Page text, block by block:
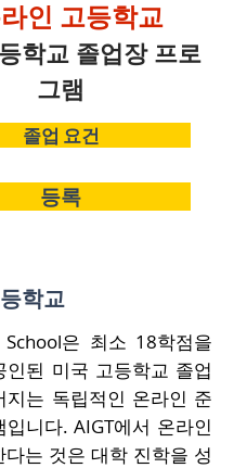
인 고등학교
학교 졸업장 프로
그램
졸업 요건
등록
학교
은 최소 18학점을
인된 미국 고등학교 졸업
지는 독립적인 온라인 준
입니다. AIGT에서 온라인
다는 것은 대학 진학을 성